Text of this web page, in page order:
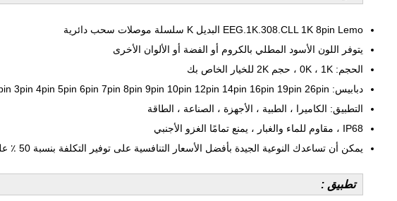
EEG.1K.308.CLL 1K 8pin Lemo البديل K سلسلة موصلات سحب دائرية
يتوفر اللون الأسود المطلي بالكروم أو الفضة أو الألوان الأخرى
الحجم: 0K ، 1K ، حجم 2K للخيار الخاص بك
دبابيس: 2pin 3pin 4pin 5pin 6pin 7pin 8pin 9pin 10pin 12pin 14pin 16pin 19pin 26pin
التطبيق: الكاميرا ، الطبية ، الأجهزة ، الصناعة ، الطاقة
IP68 ، مقاوم للماء والغبار ، يمنع تمامًا الغزو الأجنبي
يمكن أن تساعدك النوعية الجيدة بأفضل الأسعار التنافسية على توفير التكلفة بنسبة 50 ٪ على الأقل
تطبيق :